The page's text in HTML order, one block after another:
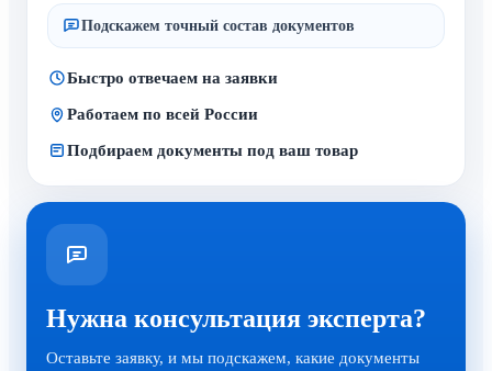
Работаем по всей России
Нужна консультация эксперта?
Оставьте заявку, и мы подскажем, какие документы
нужны именно для вашей продукции.
Заказать звонок